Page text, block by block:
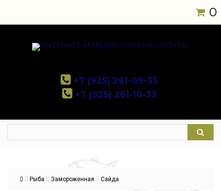
0
+7 (925) 261-09-33
+7 (925) 261-10-33
Рыба Замороженная Сайда